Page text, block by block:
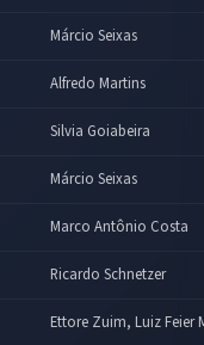
Márcio Seixas
Alfredo Martins
Silvia Goiabeira
Márcio Seixas
Marco Antônio Costa
Ricardo Schnetzer
Ettore Zuim, Luiz Feier